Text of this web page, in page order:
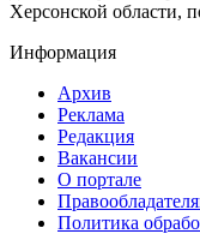
Херсонской области,
Информация
Архив
Реклама
Редакция
Вакансии
О портале
Политика